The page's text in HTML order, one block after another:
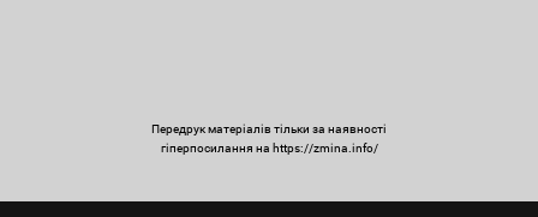
Передрук матеріалів тільки за наявності
гіперпосилання на https://zmina.info/